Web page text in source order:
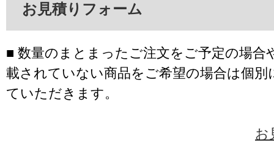
お見積りフォーム
■ 数量のまとまったご注文をご予定の場合
載されていない商品をご希望の場合は個別
ていただきます。
お